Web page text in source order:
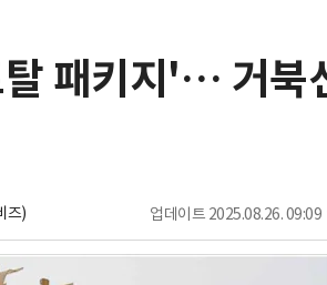
패키지'… 거북
즈) 업데이트 2025.08.26. 09:09